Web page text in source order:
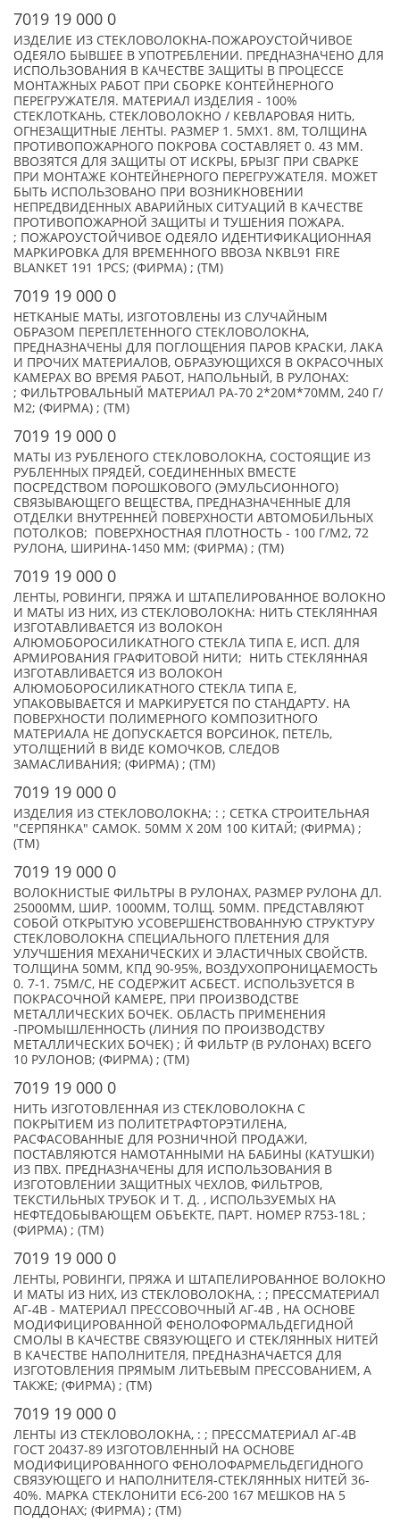
7019 19 000 0
ИЗДЕЛИЕ ИЗ СТЕКЛОВОЛОКНА-ПОЖАРОУСТОЙЧИВОЕ
ОДЕЯЛО БЫВШЕЕ В УПОТРЕБЛЕНИИ. ПРЕДНАЗНАЧЕНО ДЛЯ
ИСПОЛЬЗОВАНИЯ В КАЧЕСТВЕ ЗАЩИТЫ В ПРОЦЕССЕ
МОНТАЖНЫХ РАБОТ ПРИ СБОРКЕ КОНТЕЙНЕРНОГО
ПЕРЕГРУЖАТЕЛЯ. МАТЕРИАЛ ИЗДЕЛИЯ - 100%
СТЕКЛОТКАНЬ, СТЕКЛОВОЛОКНО / КЕВЛАРОВАЯ НИТЬ,
ОГНЕЗАЩИТНЫЕ ЛЕНТЫ. РАЗМЕР 1. 5МХ1. 8М, ТОЛЩИНА
ПРОТИВОПОЖАРНОГО ПОКРОВА СОСТАВЛЯЕТ 0. 43 ММ.
ВВОЗЯТСЯ ДЛЯ ЗАЩИТЫ ОТ ИСКРЫ, БРЫЗГ ПРИ СВАРКЕ
ПРИ МОНТАЖЕ КОНТЕЙНЕРНОГО ПЕРЕГРУЖАТЕЛЯ. МОЖЕТ
БЫТЬ ИСПОЛЬЗОВАНО ПРИ ВОЗНИКНОВЕНИИ
НЕПРЕДВИДЕННЫХ АВАРИЙНЫХ СИТУАЦИЙ В КАЧЕСТВЕ
ПРОТИВОПОЖАРНОЙ ЗАЩИТЫ И ТУШЕНИЯ ПОЖАРА.
; ПОЖАРОУСТОЙЧИВОЕ ОДЕЯЛО ИДЕНТИФИКАЦИОННАЯ
МАРКИРОВКА ДЛЯ ВРЕМЕННОГО ВВОЗА NKBL91 FIRE
BLANKET 191 1PCS; (ФИРМА) ; (TM)
7019 19 000 0
НЕТКАНЫЕ МАТЫ, ИЗГОТОВЛЕНЫ ИЗ СЛУЧАЙНЫМ
ОБРАЗОМ ПЕРЕПЛЕТЕННОГО СТЕКЛОВОЛОКНА,
ПРЕДНАЗНАЧЕНЫ ДЛЯ ПОГЛОЩЕНИЯ ПАРОВ КРАСКИ, ЛАКА
И ПРОЧИХ МАТЕРИАЛОВ, ОБРАЗУЮЩИХСЯ В ОКРАСОЧНЫХ
КАМЕРАХ ВО ВРЕМЯ РАБОТ, НАПОЛЬНЫЙ, В РУЛОНАХ:
; ФИЛЬТРОВАЛЬНЫЙ МАТЕРИАЛ PA-70 2*20M*70MM, 240 Г/
М2; (ФИРМА) ; (TM)
7019 19 000 0
МАТЫ ИЗ РУБЛЕНОГО СТЕКЛОВОЛОКНА, СОСТОЯЩИЕ ИЗ
РУБЛЕННЫХ ПРЯДЕЙ, СОЕДИНЕННЫХ ВМЕСТЕ
ПОСРЕДСТВОМ ПОРОШКОВОГО (ЭМУЛЬСИОННОГО)
СВЯЗЫВАЮЩЕГО ВЕЩЕСТВА, ПРЕДНАЗНАЧЕННЫЕ ДЛЯ
ОТДЕЛКИ ВНУТРЕННЕЙ ПОВЕРХНОСТИ АВТОМОБИЛЬНЫХ
ПОТОЛКОВ; ПОВЕРХНОСТНАЯ ПЛОТНОСТЬ - 100 Г/М2, 72
РУЛОНА, ШИРИНА-1450 ММ; (ФИРМА) ; (TM)
7019 19 000 0
ЛЕНТЫ, РОВИНГИ, ПРЯЖА И ШТАПЕЛИРОВАННОЕ ВОЛОКНО
И МАТЫ ИЗ НИХ, ИЗ СТЕКЛОВОЛОКНА: НИТЬ СТЕКЛЯННАЯ
ИЗГОТАВЛИВАЕТСЯ ИЗ ВОЛОКОН
АЛЮМОБОРОСИЛИКАТНОГО СТЕКЛА ТИПА Е, ИСП. ДЛЯ
АРМИРОВАНИЯ ГРАФИТОВОЙ НИТИ; НИТЬ СТЕКЛЯННАЯ
ИЗГОТАВЛИВАЕТСЯ ИЗ ВОЛОКОН
АЛЮМОБОРОСИЛИКАТНОГО СТЕКЛА ТИПА Е,
УПАКОВЫВАЕТСЯ И МАРКИРУЕТСЯ ПО СТАНДАРТУ. НА
ПОВЕРХНОСТИ ПОЛИМЕРНОГО КОМПОЗИТНОГО
МАТЕРИАЛА НЕ ДОПУСКАЕТСЯ ВОРСИНОК, ПЕТЕЛЬ,
УТОЛЩЕНИЙ В ВИДЕ КОМОЧКОВ, СЛЕДОВ
ЗАМАСЛИВАНИЯ; (ФИРМА) ; (TM)
7019 19 000 0
ИЗДЕЛИЯ ИЗ СТЕКЛОВОЛОКНА; : ; СЕТКА СТРОИТЕЛЬНАЯ
"СЕРПЯНКА" САМОК. 50ММ Х 20М 100 КИТАЙ; (ФИРМА) ;
(TM)
7019 19 000 0
ВОЛОКНИСТЫЕ ФИЛЬТРЫ В РУЛОНАХ, РАЗМЕР РУЛОНА ДЛ.
25000ММ, ШИР. 1000ММ, ТОЛЩ. 50ММ. ПРЕДСТАВЛЯЮТ
СОБОЙ ОТКРЫТУЮ УСОВЕРШЕНСТВОВАННУЮ СТРУКТУРУ
СТЕКЛОВОЛОКНА СПЕЦИАЛЬНОГО ПЛЕТЕНИЯ ДЛЯ
УЛУЧШЕНИЯ МЕХАНИЧЕСКИХ И ЭЛАСТИЧНЫХ СВОЙСТВ.
ТОЛЩИНА 50ММ, КПД 90-95%, ВОЗДУХОПРОНИЦАЕМОСТЬ
0. 7-1. 75М/С, НЕ СОДЕРЖИТ АСБЕСТ. ИСПОЛЬЗУЕТСЯ В
ПОКРАСОЧНОЙ КАМЕРЕ, ПРИ ПРОИЗВОДСТВЕ
МЕТАЛЛИЧЕСКИХ БОЧЕК. ОБЛАСТЬ ПРИМЕНЕНИЯ
-ПРОМЫШЛЕННОСТЬ (ЛИНИЯ ПО ПРОИЗВОДСТВУ
МЕТАЛЛИЧЕСКИХ БОЧЕК) ; Й ФИЛЬТР (В РУЛОНАХ) ВСЕГО
10 РУЛОНОВ; (ФИРМА) ; (TM)
7019 19 000 0
НИТЬ ИЗГОТОВЛЕННАЯ ИЗ СТЕКЛОВОЛОКНА С
ПОКРЫТИЕМ ИЗ ПОЛИТЕТРАФТОРЭТИЛЕНА,
РАСФАСОВАННЫЕ ДЛЯ РОЗНИЧНОЙ ПРОДАЖИ,
ПОСТАВЛЯЮТСЯ НАМОТАННЫМИ НА БАБИНЫ (КАТУШКИ)
ИЗ ПВХ. ПРЕДНАЗНАЧЕНЫ ДЛЯ ИСПОЛЬЗОВАНИЯ В
ИЗГОТОВЛЕНИИ ЗАЩИТНЫХ ЧЕХЛОВ, ФИЛЬТРОВ,
ТЕКСТИЛЬНЫХ ТРУБОК И Т. Д. , ИСПОЛЬЗУЕМЫХ НА
НЕФТЕДОБЫВАЮЩЕМ ОБЪЕКТЕ, ПАРТ. НОМЕР R753-18L ;
(ФИРМА) ; (TM)
7019 19 000 0
ЛЕНТЫ, РОВИНГИ, ПРЯЖА И ШТАПЕЛИРОВАННОЕ ВОЛОКНО
И МАТЫ ИЗ НИХ, ИЗ СТЕКЛОВОЛОКНА, : ; ПРЕССМАТЕРИАЛ
АГ-4В - МАТЕРИАЛ ПРЕССОВОЧНЫЙ АГ-4В , НА ОСНОВЕ
МОДИФИЦИРОВАННОЙ ФЕНОЛОФОРМАЛЬДЕГИДНОЙ
СМОЛЫ В КАЧЕСТВЕ СВЯЗУЮЩЕГО И СТЕКЛЯННЫХ НИТЕЙ
В КАЧЕСТВЕ НАПОЛНИТЕЛЯ, ПРЕДНАЗНАЧАЕТСЯ ДЛЯ
ИЗГОТОВЛЕНИЯ ПРЯМЫМ ЛИТЬЕВЫМ ПРЕССОВАНИЕМ, А
ТАКЖЕ; (ФИРМА) ; (TM)
7019 19 000 0
ЛЕНТЫ ИЗ СТЕКЛОВОЛОКНА, : ; ПРЕССМАТЕРИАЛ АГ-4В
ГОСТ 20437-89 ИЗГОТОВЛЕННЫЙ НА ОСНОВЕ
МОДИФИЦИРОВАННОГО ФЕНОЛОФАРМЕЛЬДЕГИДНОГО
СВЯЗУЮЩЕГО И НАПОЛНИТЕЛЯ-СТЕКЛЯННЫХ НИТЕЙ 36-
40%. МАРКА СТЕКЛОНИТИ ЕС6-200 167 МЕШКОВ НА 5
ПОДДОНАХ; (ФИРМА) ; (TM)